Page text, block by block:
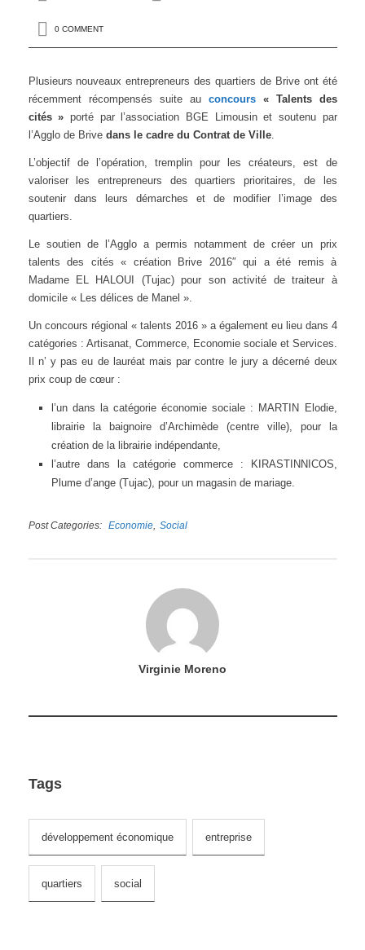
0 COMMENT
Plusieurs nouveaux entrepreneurs des quartiers de Brive ont été
récemment récompensés suite au concours « Talents des
cités » porté par l’association BGE Limousin et soutenu par
l’Agglo de Brive dans le cadre du Contrat de Ville.
L’objectif de l’opération, tremplin pour les créateurs, est de
valoriser les entrepreneurs des quartiers prioritaires, de les
soutenir dans leurs démarches et de modifier l’image des
quartiers.
Le soutien de l’Agglo a permis notamment de créer un prix
talents des cités « création Brive 2016″ qui a été remis à
Madame EL HALOUI (Tujac) pour son activité de traiteur à
domicile « Les délices de Manel ».
Un concours régional « talents 2016 » a également eu lieu dans 4
catégories : Artisanat, Commerce, Economie sociale et Services.
Il n’ y pas eu de lauréat mais par contre le jury a décerné deux
prix coup de cœur :
l’un dans la catégorie économie sociale : MARTIN Elodie,
librairie la baignoire d’Archimède (centre ville), pour la
création de la librairie indépendante,
l’autre dans la catégorie commerce : KIRASTINNICOS,
Plume d’ange (Tujac), pour un magasin de mariage.
Post Categories Economie Social
Virginie Moreno
Tags
développement économique entreprise
quartiers social